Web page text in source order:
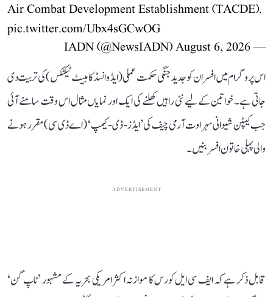
Air Combat Development Establishment (TACDE).
pic.twitter.com/Ubx4sGCwOG
— IADN (@NewsIADN)
August 6, 2026
اس پروگرام میں افسران کو جدید جنگی حکمت عملی (ایڈوانسڈ کامبیٹ ٹیکٹکس) کی تربیت دی
جاتی ہے۔ خواتین کے لیے نئی راہیں کھلنے کی ایک اور نمایاں مثال اس وقت سامنے آئی
جب کیپٹن شیوانی سہراوت آرمی چیف کی ’ایڈز-ڈی-کیمپ‘ (اے ڈی سی) مقرر ہونے
والی پہلی خاتون افسر بنیں۔
ADVERTISEMENT
قابل ذکر ہے کہ ایف سی ایل کورس کا موازنہ اکثر امریکی بحریہ کے مشہور ’ٹاپ گن‘